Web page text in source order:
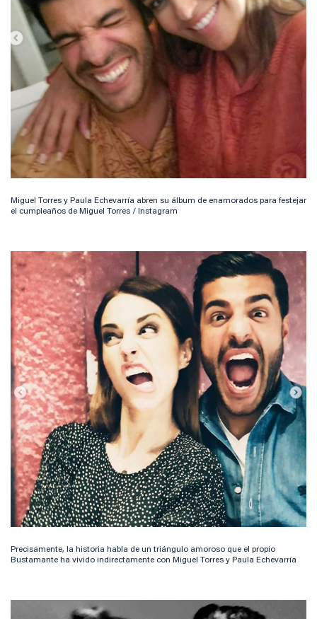
Miguel Torres y Paula Echevarría abren su álbum de enamorados para festejar
el cumpleaños de Miguel Torres / Instagram
Precisamente, la historia habla de un triángulo amoroso que el propio
Bustamante ha vivido indirectamente con Miguel Torres y Paula Echevarría